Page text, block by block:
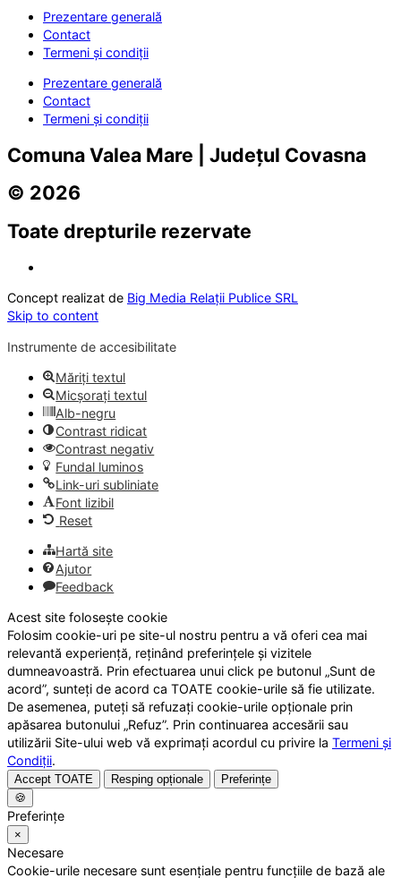
Prezentare generală
Contact
Termeni și condiții
Prezentare generală
Contact
Termeni și condiții
Comuna Valea Mare | Județul Covasna
© 2026
Toate drepturile rezervate
Concept realizat de Big Media Relații Publice SRL
Skip to content
Instrumente de accesibilitate
Măriți textul
Micșorați textul
Alb-negru
Contrast ridicat
Contrast negativ
Fundal luminos
Link-uri subliniate
Font lizibil
Reset
Hartă site
Ajutor
Feedback
Acest site folosește cookie
Folosim cookie-uri pe site-ul nostru pentru a vă oferi cea mai
relevantă experiență, reținând preferințele și vizitele
dumneavoastră. Prin efectuarea unui click pe butonul „Sunt de
acord”, sunteți de acord ca TOATE cookie-urile să fie utilizate.
De asemenea, puteți să refuzați cookie-urile opționale prin
apăsarea butonului „Refuz”. Prin continuarea accesării sau
utilizării Site-ului web vă exprimați acordul cu privire la Termeni și
Condiții.
Accept TOATE Resping opționale
Preferințe
🍪
Preferințe
×
Necesare
Cookie-urile necesare sunt esențiale pentru funcțiile de bază ale